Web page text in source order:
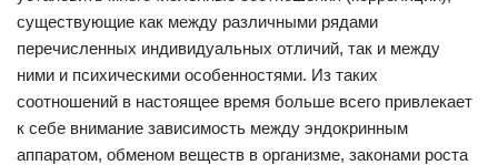
существующие как между различными рядами
перечисленных индивидуальных отличий, так и между
ними и психическими особенностями. Из таких
соотношений в настоящее время больше всего привлекает
к себе внимание зависимость между эндокринным
аппаратом, обменом веществ в организме, законами роста